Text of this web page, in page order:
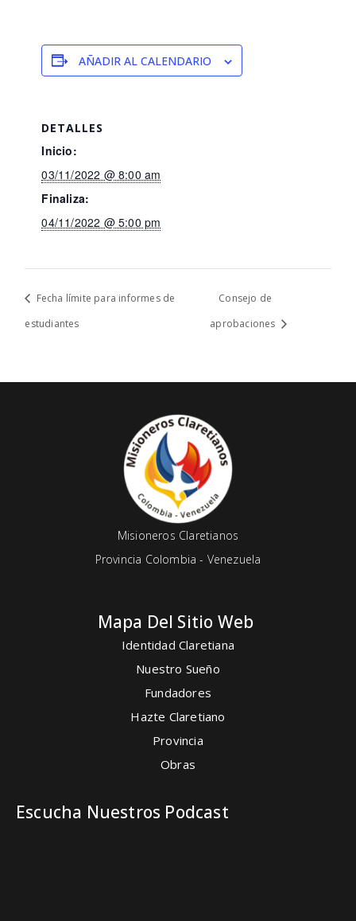
AÑADIR AL CALENDARIO
DETALLES
Inicio:
03/11/2022 @ 8:00 am
Finaliza:
04/11/2022 @ 5:00 pm
Fecha límite para informes de
estudiantes
Consejo de
aprobaciones
Misioneros Claretianos
Provincia Colombia - Venezuela
Mapa Del Sitio Web
Identidad Claretiana
Nuestro Sueño
Fundadores
Hazte Claretiano
Provincia
Obras
Escucha Nuestros Podcast